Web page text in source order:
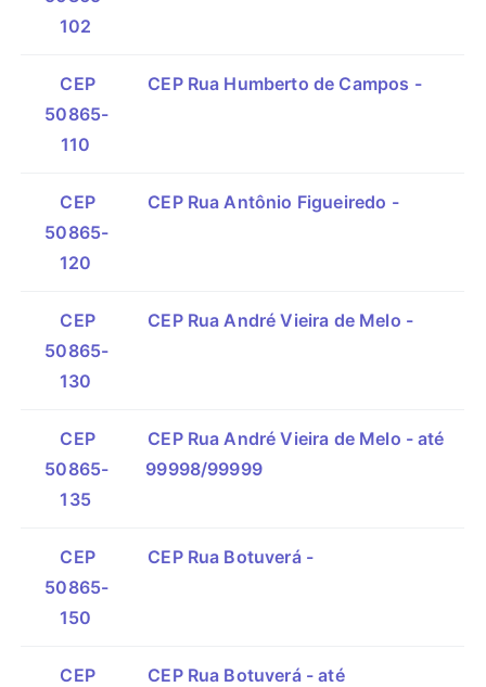
102
CEP
50865-
110
CEP Rua Humberto de Campos -
CEP
50865-
120
CEP Rua Antônio Figueiredo -
CEP
50865-
130
CEP Rua André Vieira de Melo -
CEP
50865-
135
CEP Rua André Vieira de Melo - até
99998/99999
CEP
50865-
150
CEP Rua Botuverá -
CEP
CEP Rua Botuverá - até